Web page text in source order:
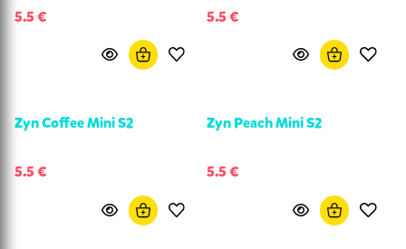
5.5 € 5.5 €
Zyn Coffee Mini S2
5.5 €
Zyn Peach Mini S2
5.5 €